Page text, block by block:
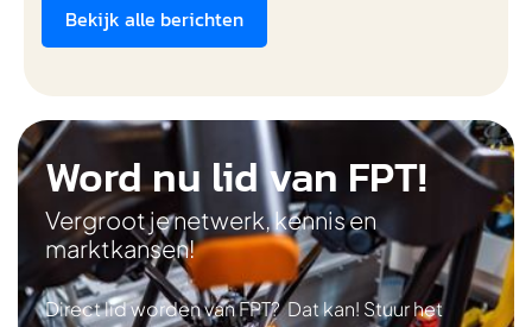
Bekijk alle berichten
Word nu lid van FPT!
Vergroot je netwerk, kennis en
marktkansen!
Direct lid worden van FPT? Dat kan! Stuur het